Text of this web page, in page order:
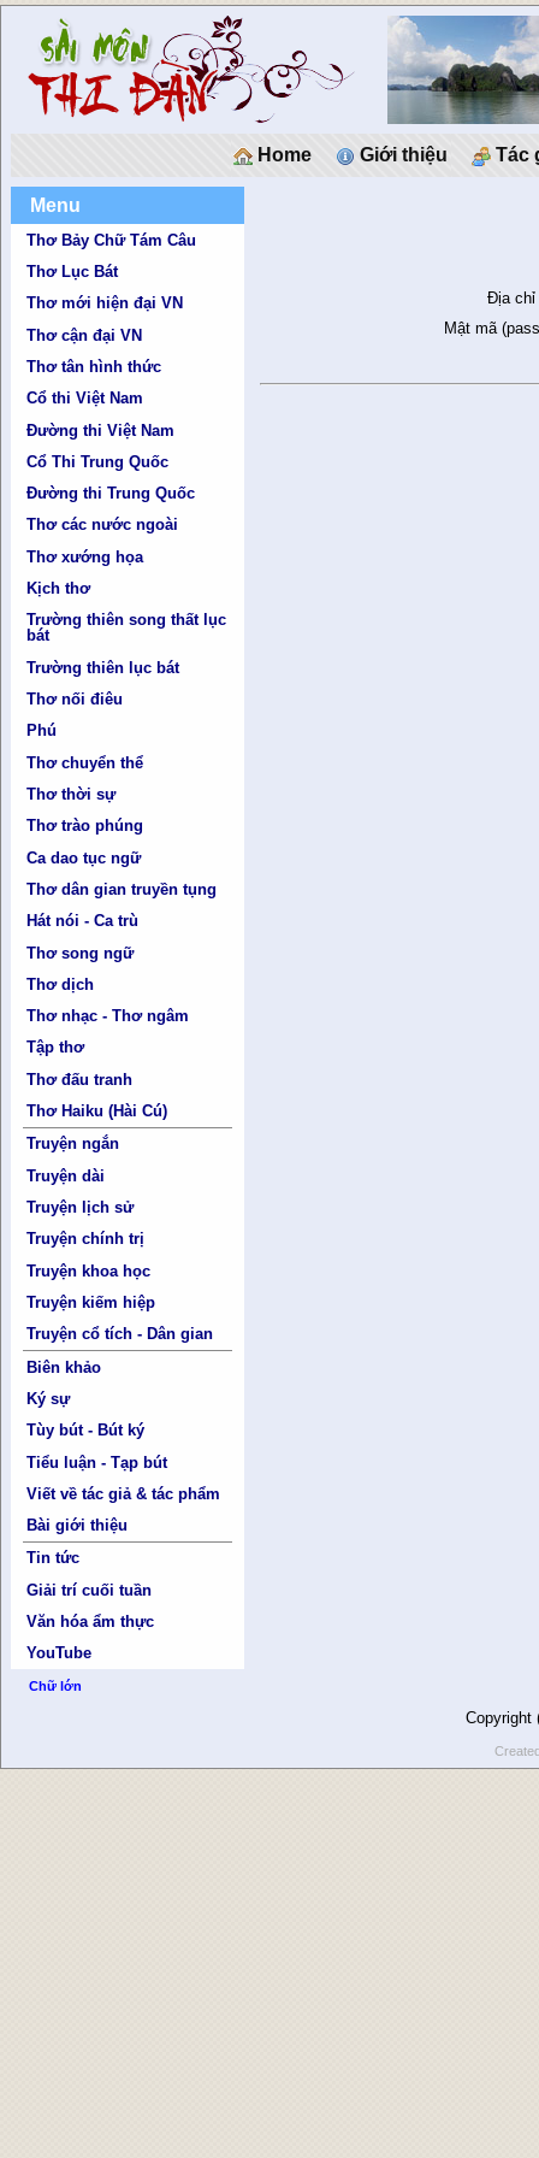
Home Giới thiệu Tác
Menu
Thơ Bảy Chữ Tám Câu
Thơ Lục Bát
Thơ mới hiện đại VN
Thơ cận đại VN
Thơ tân hình thức
Cổ thi Việt Nam
Đường thi Việt Nam
Cổ Thi Trung Quốc
Đường thi Trung Quốc
Thơ các nước ngoài
Thơ xướng họa
Kịch thơ
Trường thiên song thất lục
bát
Trường thiên lục bát
Thơ nối điêu
Phú
Thơ chuyển thể
Thơ thời sự
Thơ trào phúng
Ca dao tục ngữ
Thơ dân gian truyền tụng
Hát nói - Ca trù
Thơ song ngữ
Thơ dịch
Thơ nhạc - Thơ ngâm
Tập thơ
Thơ đấu tranh
Thơ Haiku (Hài Cú)
Truyện ngắn
Truyện dài
Truyện lịch sử
Truyện chính trị
Truyện khoa học
Truyện kiếm hiệp
Truyện cổ tích - Dân gian
Biên khảo
Ký sự
Tùy bút - Bút ký
Tiểu luận - Tạp bút
Viết về tác giả & tác phẩm
Bài giới thiệu
Tin tức
Giải trí cuối tuần
Văn hóa ẩm thực
YouTube
Chữ lớn
Địa chỉ
Mật mã
Copyright